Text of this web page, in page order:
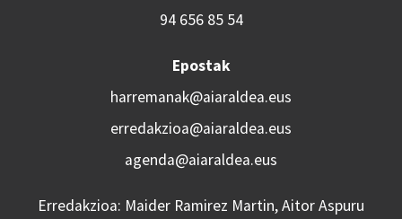
94 656 85 54
Epostak
harremanak@aiaraldea.eus
erredakzioa@aiaraldea.eus
agenda@aiaraldea.eus
Erredakzioa: Maider Ramirez Martin, Aitor Aspuru